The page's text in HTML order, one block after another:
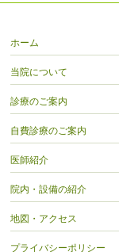
ホーム
当院について
診療のご案内
自費診療のご案内
医師紹介
院内・設備の紹介
地図・アクセス
プライバシーポリシー